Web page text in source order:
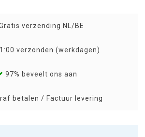
verzending NL/BE
verzonden (werkdagen)
97% beveelt ons aan
betalen / Factuur levering